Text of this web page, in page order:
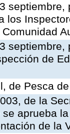
los
de
de Pesca
de la
aprueba
de la